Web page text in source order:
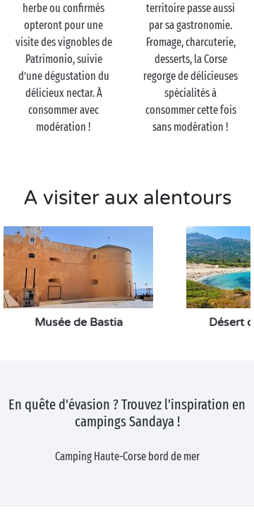
herbe ou confirmés
opteront pour une
visite des vignobles de
Patrimonio, suivie
d’une dégustation du
délicieux nectar. À
consommer avec
modération !
territoire passe aussi
par sa gastronomie.
Fromage, charcuterie,
desserts, la Corse
regorge de délicieuses
spécialités à
consommer cette fois
sans modération !
A visiter aux alentours
Musée de Bastia Désert
En quête d'évasion ? Trouvez l'inspiration en
campings Sandaya !
Camping Haute-Corse bord de mer